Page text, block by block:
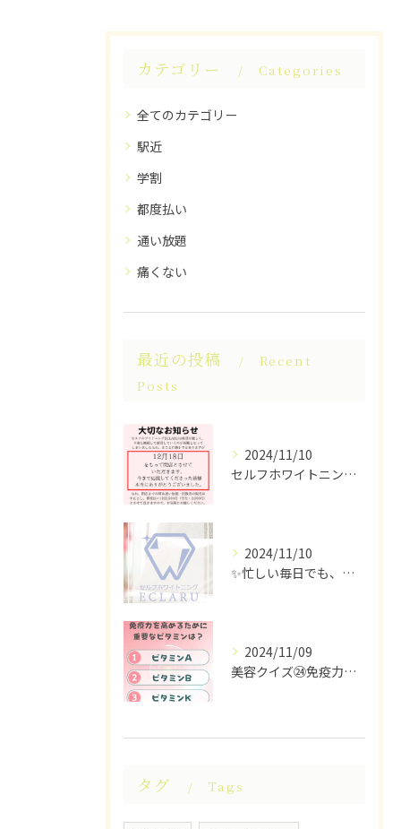
カテゴリー Categories
全てのカテゴリー
駅近
学割
都度払い
通い放題
痛くない
最近の投稿
Recent
Posts
2024/11/10
セルフホワイトニングECLARUは、これ以上の経営が困難なた...
2024/11/10
✨忙しい毎日でも、ちらっと立ち寄れるホワイトニングサロンはい...
2024/11/09
美容クイズ㉔免疫力を高めるために重要なビタミンは？ #美容ク...
タグ Tags